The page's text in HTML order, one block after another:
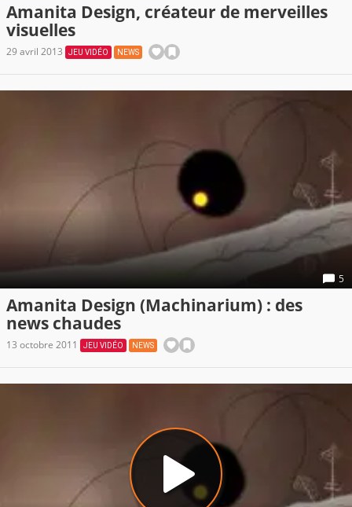
Amanita Design, créateur de merveilles
visuelles
29 avril 2013 JEU VIDÉO NEWS
5
Amanita Design (Machinarium) : des
news chaudes
13 octobre 2011 JEU VIDÉO NEWS